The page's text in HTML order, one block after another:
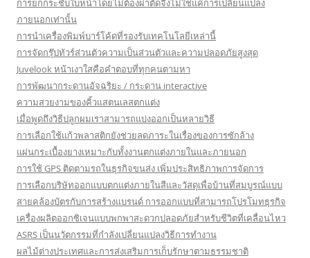
การยกกระชับใบหน้าโดยไม่ต้องผ่าตัดจึงไม่ใช่แค่การเปลี่ยนแปลง
ภายนอกเท่านั้น
การนำเครื่องพิมพ์บาร์โค้ดที่รองรับเทคโนโลยีเหล่านี้
การจัดกรุ๊ปทัวร์ส่วนตัวความเป็นส่วนตัวและความปลอดภัยสูงสุด
Juvelook หน้าเงาใสคือคำตอบที่ทุกคนตามหา
การพัฒนากระดานอัจฉริยะ / กระดาน interactive
ความสวยงามของคิ้วแสตนเลสตกแต่ง
เมื่อพูดถึงวิธีปลูกผมเราสามารถแบ่งออกเป็นหลายวิธี
การเลือกใช้แก้วพลาสติกยังช่วยลดภาระในเรื่องของการซักล้าง
แผ่นกระเบื้องยางเหมาะกับทั้งงานตกแต่งภายในและภายนอก
การใช้ GPS ติดตามรถในธุรกิจขนส่ง เพิ่มประสิทธิภาพการจัดการ
การเลือกบริษัทออกแบบตกแต่งภายในสีและวัสดุเพื่อบ้านที่สมบูรณ์แบบ
สายคล้องบัตรกับการสร้างแบรนด์ การออกแบบที่สามารถโปรโมทธุรกิจ
เครื่องผลิตออกซิเจนแบบพกพาสะดวกปลอดภัยสำหรับชีวิตที่เคลื่อนไหว
ASRS เป็นนวัตกรรมที่กำลังเปลี่ยนแปลงวิธีการทำงาน
ผลไม้ต่างประเทศและการส่งเสริมการเก็บรักษาตามธรรมชาติ